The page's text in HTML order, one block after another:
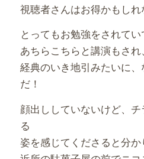
視聴者さんはお得かもしれ
とってもお勉強をされてい
あちらこちらと講演もされ、
経典のいき地引みたいに
だ！
顔出ししていないけど、
る
姿を感じてくださると分